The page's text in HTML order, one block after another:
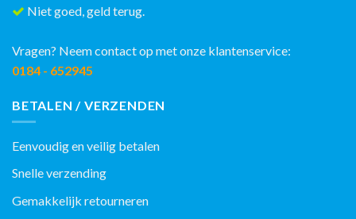
Niet goed, geld terug.
Vragen? Neem contact op met onze klantenservice:
0184 - 652945
BETALEN / VERZENDEN
Eenvoudig en veilig betalen
Snelle verzending
Gemakkelijk retourneren